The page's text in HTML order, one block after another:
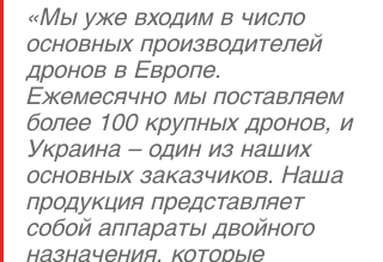
«Мы уже входим в число
основных производителей
дронов в Европе.
Ежемесячно мы поставляем
более 100 крупных дронов, и
Украина – один из наших
основных заказчиков. Наша
продукция представляет
собой аппараты двойного
назначения, которые